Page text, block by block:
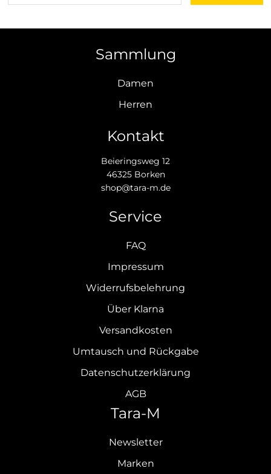
Sammlung
Damen
Herren
Kontakt
Beieringsweg 12
46325 Borken
shop@tara-m.de
Service
FAQ
Impressum
Widerrufsbelehrung
Über Klarna
Versandkosten
Umtausch und Rückgabe
Datenschutzerklärung
AGB
Tara-M
Newsletter
Marken